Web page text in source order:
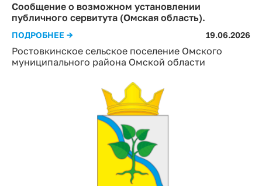
Ростовкинское сельское поселение Омского
муниципального района Омской области
Сообщение о возможном установлении
публичного сервитута (Омская область).
ПОДРОБНЕЕ → 19.06.2026